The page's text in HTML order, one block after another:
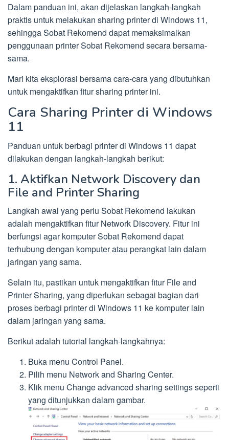
Dalam panduan ini, akan dijelaskan langkah-langkah
praktis untuk melakukan sharing printer di Windows 11,
sehingga Sobat Rekomend dapat memaksimalkan
penggunaan printer Sobat Rekomend secara bersama-
sama.
Mari kita eksplorasi bersama cara-cara yang dibutuhkan
untuk mengaktifkan fitur sharing printer ini.
Cara Sharing Printer di Windows
11
Panduan untuk berbagi printer di Windows 11 dapat
dilakukan dengan langkah-langkah berikut:
1. Aktifkan Network Discovery dan
File and Printer Sharing
Langkah awal yang perlu Sobat Rekomend lakukan
adalah mengaktifkan fitur Network Discovery. Fitur ini
berfungsi agar komputer Sobat Rekomend dapat
terhubung dengan komputer atau perangkat lain dalam
jaringan yang sama.
Selain itu, pastikan untuk mengaktifkan fitur File and
Printer Sharing, yang diperlukan sebagai bagian dari
proses berbagi printer di Windows 11 ke komputer lain
dalam jaringan yang sama.
Berikut adalah tutorial langkah-langkahnya:
Buka menu Control Panel.
Pilih menu Network and Sharing Center.
Klik menu Change advanced sharing settings seperti
yang ditunjukkan dalam gambar.